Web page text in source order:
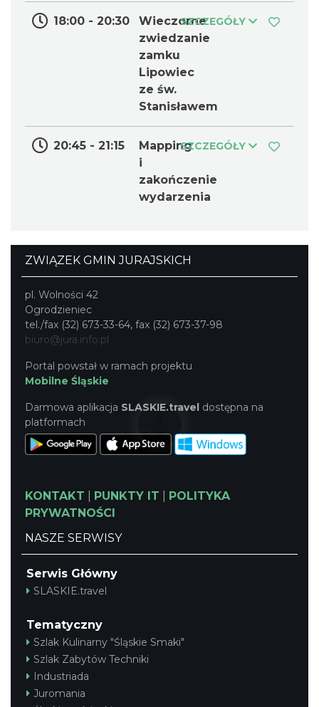
18:00 - 20:30
Wieczorne
zwiedzanie
zamku
Lipowiec
ze św.
Stanisławem
SZCZEGÓŁY
20:45 - 21:15
Mapping
i
zakończenie
wydarzenia
SZCZEGÓŁY
ZWIĄZEK GMIN JURAJSKICH
pl. Wolności 42
Ogrodzieniec
tel./fax (32) 673-33-64, fax (32) 673-37-98
biuro@jura.info.pl
Portal powstał w ramach projektu
Mobilne Śląskie
Darmowa aplikacja SLASKIE.travel dostępna na
platformach
KONTAKT PUNKTY IT
POLITYKA
PRYWATNOŚCI
NASZE SERWISY
Serwis Główny
SLASKIE.travel
Tematyczny
Szlak Kulinarny "Śląskie Smaki"
Szlak Zabytów Techniki
Industriada
Juromania